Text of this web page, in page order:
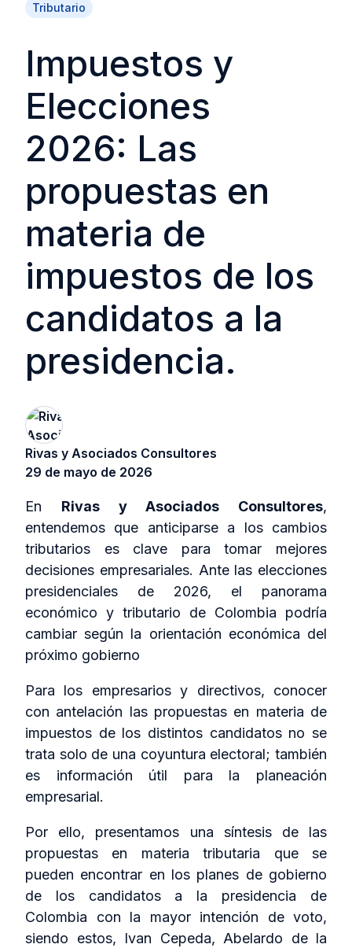
Tributario
Impuestos y
Elecciones
2026: Las
propuestas en
materia de
impuestos de los
candidatos a la
presidencia.
Rivas y Asociados Consultores
29 de mayo de 2026
En Rivas y Asociados Consultores,
entendemos que anticiparse a los cambios
tributarios es clave para tomar mejores
decisiones empresariales. Ante las elecciones
presidenciales de 2026, el panorama
económico y tributario de Colombia podría
cambiar según la orientación económica del
próximo gobierno
Para los empresarios y directivos, conocer
con antelación las propuestas en materia de
impuestos de los distintos candidatos no se
trata solo de una coyuntura electoral; también
es información útil para la planeación
empresarial.
Por ello, presentamos una síntesis de las
propuestas en materia tributaria que se
pueden encontrar en los planes de gobierno
de los candidatos a la presidencia de
Colombia con la mayor intención de voto,
siendo estos, Ivan Cepeda, Abelardo de la